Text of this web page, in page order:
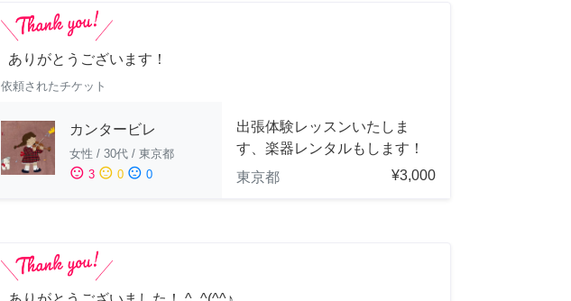
ありがとうございます！
依頼されたチケット
カンタービレ
女性 / 30代 / 東京都
sentiment_satisfied 3 sentiment_neutral 0 sentiment_dissatisfied 0
出張体験レッスンいたしま
す、楽器レンタルもします！
東京都
¥3,000